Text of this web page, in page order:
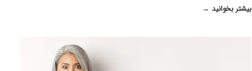
بیشتر بخوانید →